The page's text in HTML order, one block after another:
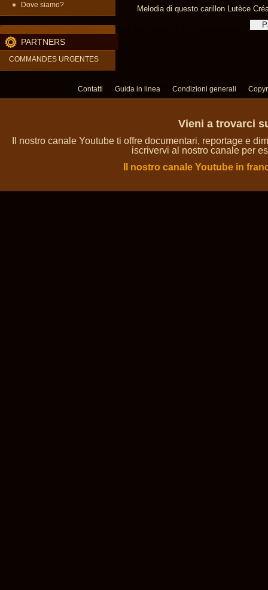
Dove siamo?
PARTNERS
COMMANDES URGENTES
Melodia di questo carillon Lutèce
Contatti Guida in linea Condizioni generali
Vieni a trovarci
Il nostro canale Youtube ti offre documentari, reportage e
iscrivervi al nostro canale per
Il nostro canale Youtube in